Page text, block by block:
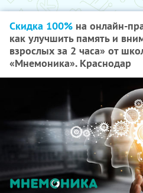
Скидка 100% на онлайн-
как улучшить память и
взрослых за 2 часа» от
«Мнемоника». Краснодар